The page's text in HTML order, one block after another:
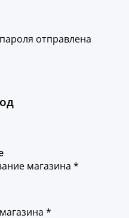
отправлена
магазина *
*